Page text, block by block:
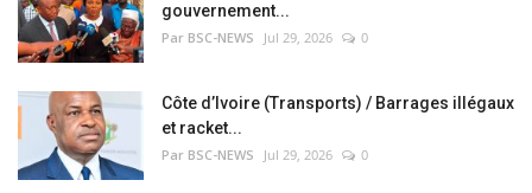
gouvernement...
Par BSC-NEWS Jul 29, 2026 0
Côte d’Ivoire (Transports) / Barrages illégaux
et racket...
Par BSC-NEWS Jul 29, 2026 0